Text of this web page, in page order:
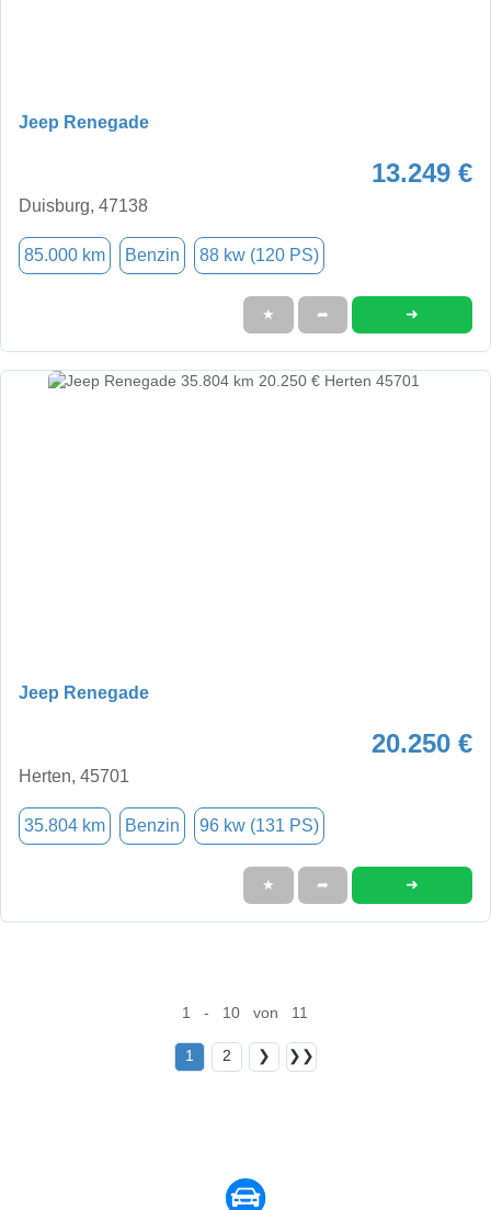
Jeep Renegade
13.249 €
Duisburg, 47138
85.000 km Benzin 88 kw (120 PS)
★ ➦ ➜
Jeep Renegade
20.250 €
Herten, 45701
35.804 km Benzin 96 kw (131 PS)
★ ➦ ➜
1 - 10 von 11
1 2 ❯ ❯❯